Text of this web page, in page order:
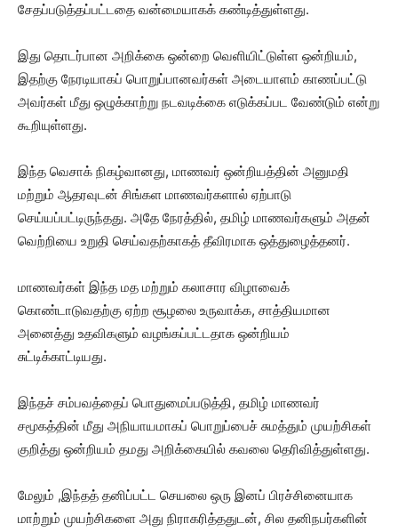
சேதப்படுத்தப்பட்டதை வன்மையாகக் கண்டித்துள்ளது.
இது தொடர்பான அறிக்கை ஒன்றை வெளியிட்டுள்ள ஒன்றியம்,
இதற்கு நேரடியாகப் பொறுப்பானவர்கள் அடையாளம் காணப்பட்டு
அவர்கள் மீது ஒழுக்காற்று நடவடிக்கை எடுக்கப்பட வேண்டும் என்று
கூறியுள்ளது.
இந்த வெசாக் நிகழ்வானது, மாணவர் ஒன்றியத்தின் அனுமதி
மற்றும் ஆதரவுடன் சிங்கள மாணவர்களால் ஏற்பாடு
செய்யப்பட்டிருந்தது. அதே நேரத்தில், தமிழ் மாணவர்களும் அதன்
வெற்றியை உறுதி செய்வதற்காகத் தீவிரமாக ஒத்துழைத்தனர்.
மாணவர்கள் இந்த மத மற்றும் கலாசார விழாவைக்
கொண்டாடுவதற்கு ஏற்ற சூழலை உருவாக்க, சாத்தியமான
அனைத்து உதவிகளும் வழங்கப்பட்டதாக ஒன்றியம்
சுட்டிக்காட்டியது.
இந்தச் சம்பவத்தைப் பொதுமைப்படுத்தி, தமிழ் மாணவர்
சமூகத்தின் மீது அநியாயமாகப் பொறுப்பைச் சுமத்தும் முயற்சிகள்
குறித்து ஒன்றியம் தமது அறிக்கையில் கவலை தெரிவித்துள்ளது.
மேலும் ,இந்தத் தனிப்பட்ட செயலை ஒரு இனப் பிரச்சினையாக
மாற்றும் முயற்சிகளை அது நிராகரித்ததுடன், சில தனிநபர்களின்